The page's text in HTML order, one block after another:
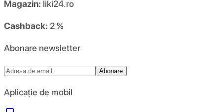
Magazin: liki24.ro
Cashback: 2 %
Abonare newsletter
Abonare
Aplicație de mobil